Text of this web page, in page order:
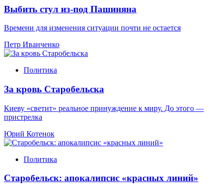
Выбить стул из-под Пашиняна
Времени для изменения ситуации почти не остается
Петр Иванченко
Политика
За кровь Старобельска
Киеву «светит» реальное принуждение к миру. До этого —
пристрелка
Юрий Котенок
Политика
Старобельск: апокалипсис «красных линий»